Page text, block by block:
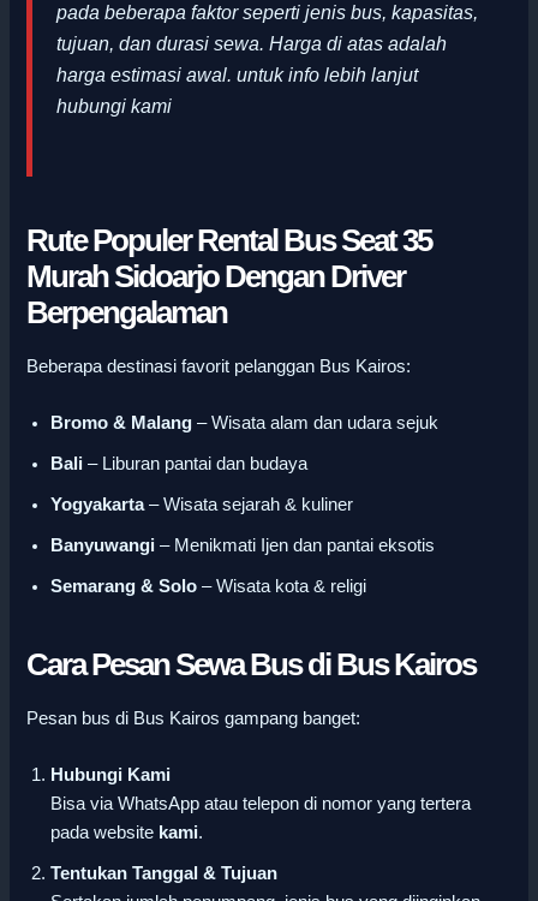
pada beberapa faktor seperti jenis bus, kapasitas,
tujuan, dan durasi sewa. Harga di atas adalah
harga estimasi awal.untuk info lebih lanjut
hubungi kami
Rute Populer Rental Bus Seat 35
Murah Sidoarjo Dengan Driver
Berpengalaman
Beberapa destinasi favorit pelanggan Bus Kairos:
Bromo & Malang – Wisata alam dan udara sejuk
Bali – Liburan pantai dan budaya
Yogyakarta– Wisata sejarah & kuliner
Banyuwangi – Menikmati Ijen dan pantai eksotis
Semarang & Solo – Wisata kota & religi
Cara Pesan Sewa Bus di Bus Kairos
Pesan bus di Bus Kairos gampang banget:
Hubungi Kami
Bisa via WhatsApp atau telepon di nomor yang tertera
pada website kami.
Tentukan Tanggal & Tujuan